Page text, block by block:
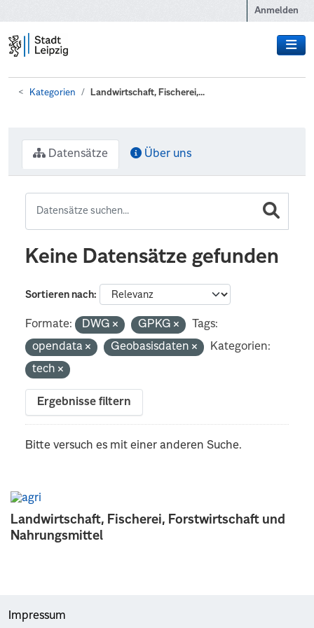
Anmelden
Kategorien Landwirtschaft, Fischerei,...
Landwirtschaft, Fischerei, Forstwirtschaft und
Nahrungsmittel
Datensätze Über uns
Keine Datensätze gefunden
Sortieren nach
Formate: DWG GPKG
Tags:
opendata
Geobasisdaten
Kategorien:
tech
Ergebnisse filtern
Bitte versuch es mit einer anderen Suche.
Impressum